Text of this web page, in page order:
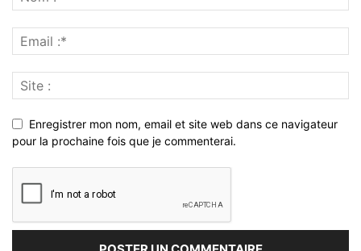
Enregistrer mon nom, email et site web dans ce navigateur
pour la prochaine fois que je commenterai.